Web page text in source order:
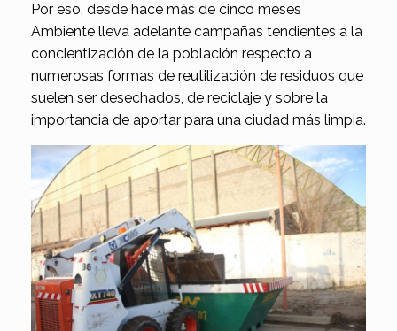
Por eso, desde hace más de cinco meses
Ambiente lleva adelante campañas tendientes a la
concientización de la población respecto a
numerosas formas de reutilización de residuos que
suelen ser desechados, de reciclaje y sobre la
importancia de aportar para una ciudad más limpia.